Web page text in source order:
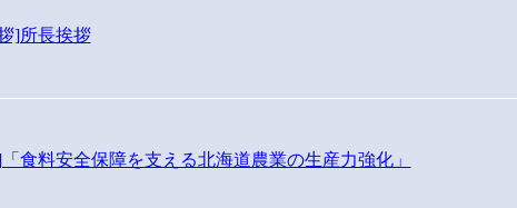
]所長挨拶
食料安全保障を支える北海道農業の生産力強化」